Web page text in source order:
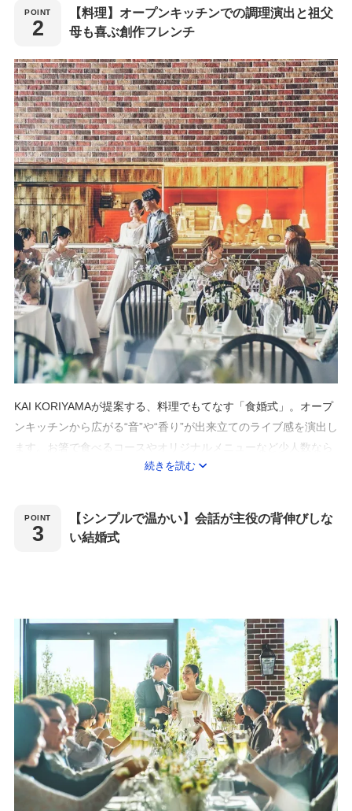
【料理】オープンキッチンでの調理演出と祖父
母も喜ぶ創作フレンチ
KAI KORIYAMAが提案する、料理でもてなす「食婚式」。オープ
ンキッチンから広がる“音”や“香り”が出来立てのライブ感を演出し
ます。お箸で食べるコースやオリジナルメニューなど少人数なら
ではの細やかな対応で、自然と会話が弾む美味しいひとときを。
続きを読む
【シンプルで温かい】会話が主役の背伸びしな
い結婚式